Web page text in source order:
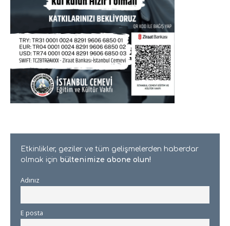
Etkinlikler, geziler ve tüm gelişmelerden haberdar
olmak için bültenimize abone olun!
Adınız
E posta